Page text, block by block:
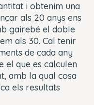
i obtenim una
als 20 anys ens
gairebé el doble
als 30. Cal tenir
de cada any
el que es calculen
amb la qual cosa
els resultats